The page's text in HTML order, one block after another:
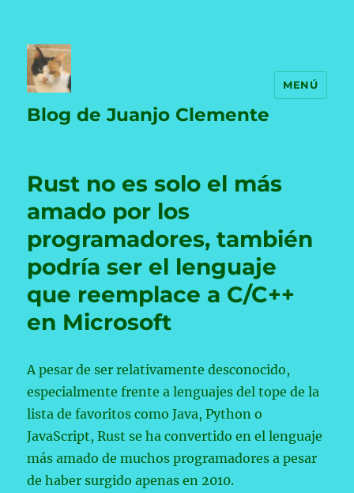
Blog de Juanjo Clemente
MENÚ
Rust no es solo el más
amado por los
programadores, también
podría ser el lenguaje
que reemplace a C/C++
en Microsoft
A pesar de ser relativamente desconocido,
especialmente frente a lenguajes del tope de la
lista de favoritos como Java, Python o
JavaScript, Rust se ha convertido en el lenguaje
más amado de muchos programadores a pesar
de haber surgido apenas en 2010.